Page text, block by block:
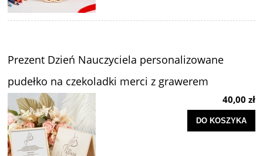
Prezent Dzień Nauczyciela personalizowane
pudełko na czekoladki merci z grawerem
40,00 zł
DO KOSZYKA